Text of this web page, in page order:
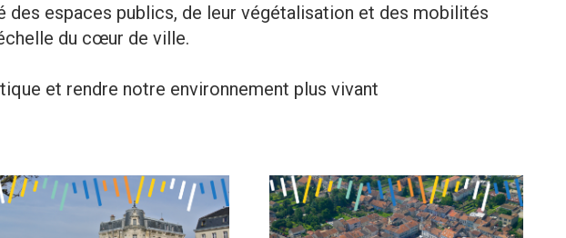
des espaces publics, de leur végétalisation et des mobilités
du cœur de ville.
et rendre notre environnement plus vivant